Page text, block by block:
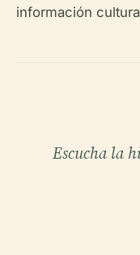
información
Escucha la